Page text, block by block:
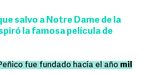
salvo a Notre Dame de la
la famosa película de
fue fundado hacía el año mil